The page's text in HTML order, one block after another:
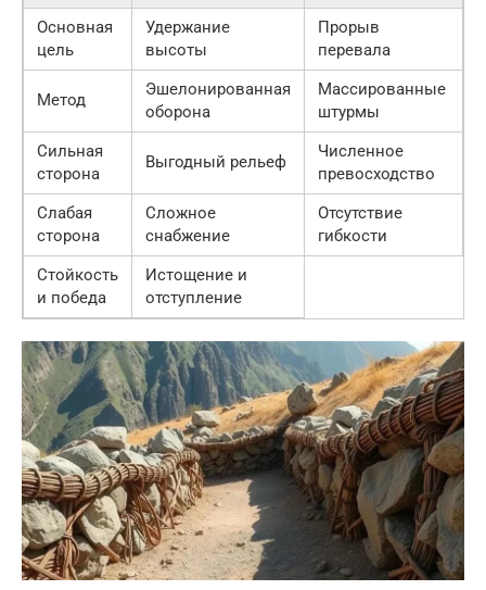
Основная
цель
Удержание
высоты
Прорыв
перевала
Метод
Эшелонированная
оборона
Массированные
штурмы
Сильная
сторона
Выгодный рельеф
Численное
превосходство
Слабая
сторона
Сложное
снабжение
Отсутствие
гибкости
Стойкость
и победа
Истощение и
отступление